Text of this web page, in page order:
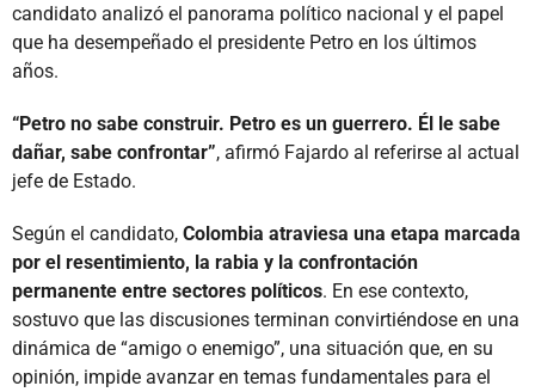
candidato analizó el panorama político nacional y el papel
que ha desempeñado el presidente Petro en los últimos
años.
“Petro no sabe construir. Petro es un guerrero. Él le sabe
dañar, sabe confrontar”, afirmó Fajardo al referirse al actual
jefe de Estado.
Según el candidato, Colombia atraviesa una etapa marcada
por el resentimiento, la rabia y la confrontación
permanente entre sectores políticos. En ese contexto,
sostuvo que las discusiones terminan convirtiéndose en una
dinámica de “amigo o enemigo”, una situación que, en su
opinión, impide avanzar en temas fundamentales para el